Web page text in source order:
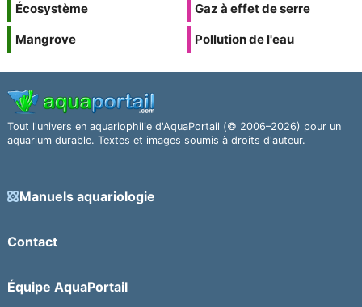
Écosystème
Mangrove
Gaz à effet de serre
Pollution de l'eau
Tout l'univers en aquariophilie d'AquaPortail (© 2006–2026) pour un
aquarium durable. Textes et images soumis à droits d'auteur.
Manuels aquariologie
Contact
Équipe AquaPortail